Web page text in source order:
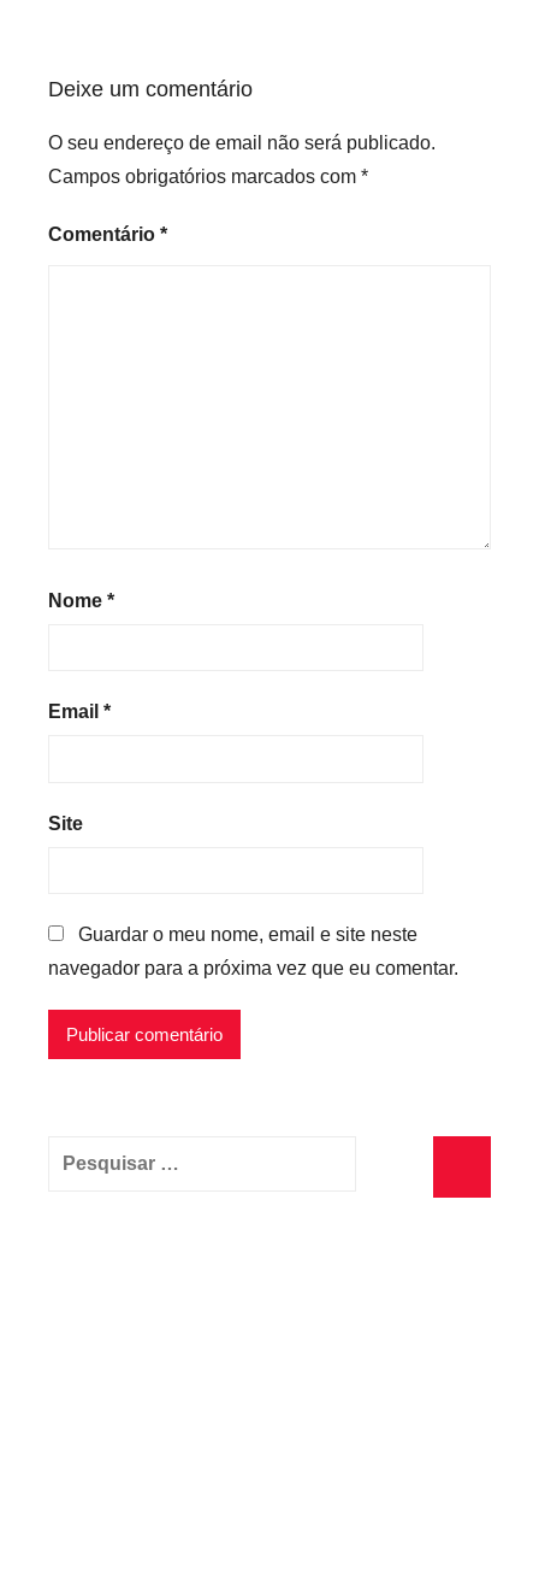
d
Deixe um comentário
O seu endereço de email não será publicado.
Campos obrigatórios marcados com *
Comentário *
Nome *
Email *
Site
Guardar o meu nome, email e site neste
navegador para a próxima vez que eu comentar.
Pesquisar